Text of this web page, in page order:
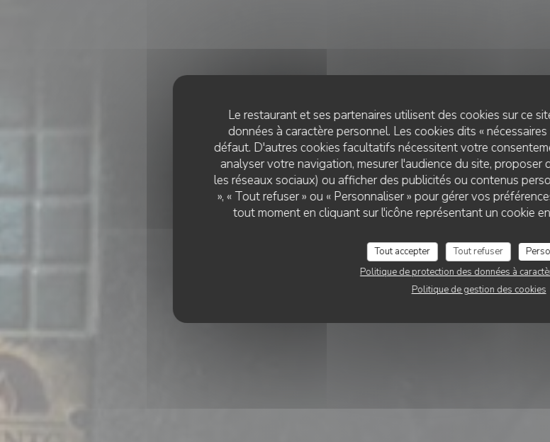
Le restaurant et ses partenaires utilisent des cookies sur ce
données à caractère personnel. Les cookies dits «
défaut. D'autres cookies facultatifs nécessitent votre
analyser votre navigation, mesurer l'audience du site, proposer
les réseaux sociaux) ou afficher des publicités ou contenus
», « Tout refuser » ou « Personnaliser » pour gérer vos
tout moment en cliquant sur l'icône représentant un cookie
Tout accepter Tout refuser
Politique de protection des données à
Politique de gestion des cookies
RESTAURANT ITALIEN•
RÉSERVER